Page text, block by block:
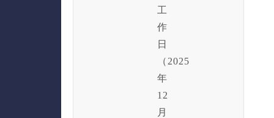
工
作
日
（2025
年
12
月